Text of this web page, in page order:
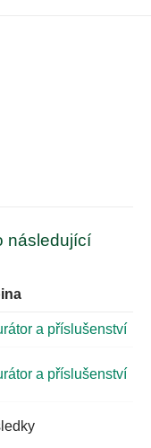
následující
a příslušenství
a příslušenství